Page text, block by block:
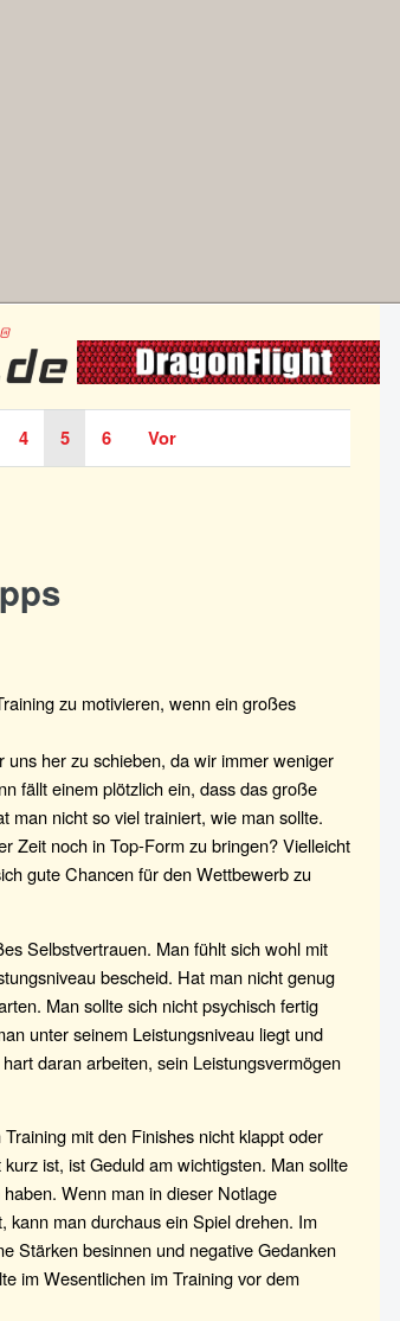
4 5 6 Vor
zu motivieren, wenn ein großes
her zu schieben, da wir immer weniger
fällt einem plötzlich ein, dass das große
man nicht so viel trainiert, wie man sollte.
Zeit noch in Top-Form zu bringen? Vielleicht
gute Chancen für den Wettbewerb zu
Selbstvertrauen. Man fühlt sich wohl mit
bescheid. Hat man nicht genug
Man sollte sich nicht psychisch fertig
unter seinem Leistungsniveau liegt und
daran arbeiten, sein Leistungsvermögen
mit den Finishes nicht klappt oder
ist, ist Geduld am wichtigsten. Man sollte
Wenn man in dieser Notlage
kann man durchaus ein Spiel drehen. Im
Stärken besinnen und negative Gedanken
im Wesentlichen im Training vor dem